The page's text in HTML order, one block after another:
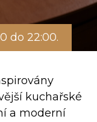
do 22:00.
kuchařské
a moderní